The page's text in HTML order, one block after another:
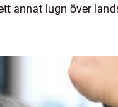
annat lugn över